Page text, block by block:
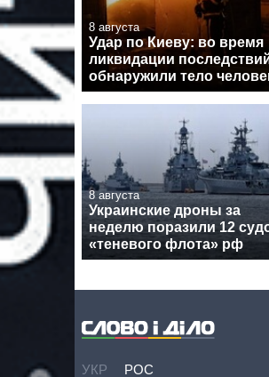
8 августа
Удар по Киеву: во время
ликвидации
обнаружили тело
8 августа
Украинские дроны за
неделю поразили 12
«теневого флота» рф
УКР РОС